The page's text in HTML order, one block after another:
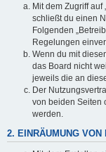
Mit dem Zugriff auf
schließt du einen
Folgenden
Regelungen
Wenn du mit
das Board nicht
jeweils die an
Der
von beiden Seiten
werden.
2. EINRÄUMUNG VON